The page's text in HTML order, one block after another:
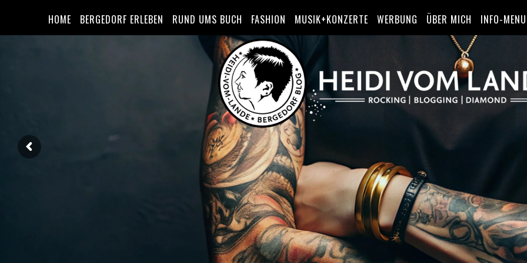
HOME BERGEDORF ERLEBEN RUND UMS BUCH FASHION MUSIK+KONZERTE WERBUNG ÜBER MICH INFO-